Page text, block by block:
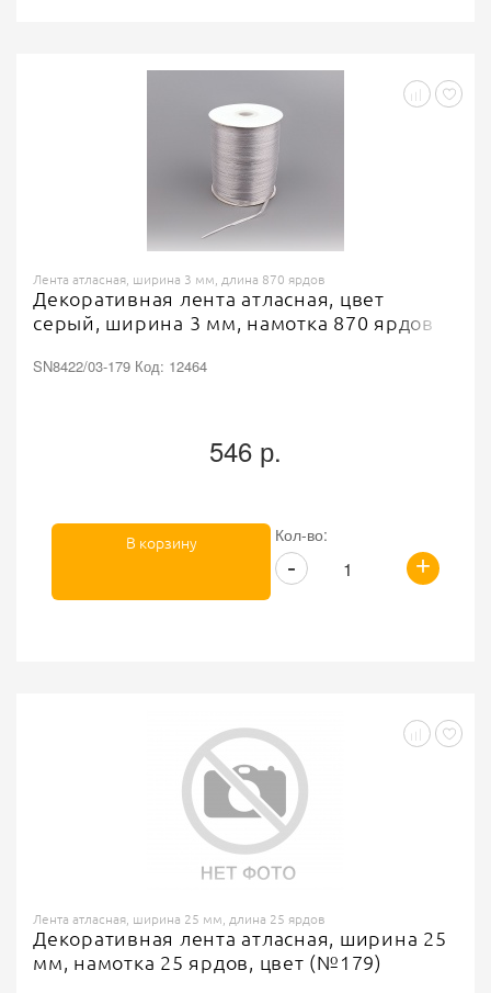
Лента атласная, ширина 3 мм, длина 870 ярдов
Декоративная лента атласная, цвет
серый, ширина 3 мм, намотка 870 ярдов
SN8422/03-179 Код: 12464
546 р.
Кол-во:
+
-
В корзину
Лента атласная, ширина 25 мм, длина 25 ярдов
Декоративная лента атласная, ширина 25
мм, намотка 25 ярдов, цвет (№179)